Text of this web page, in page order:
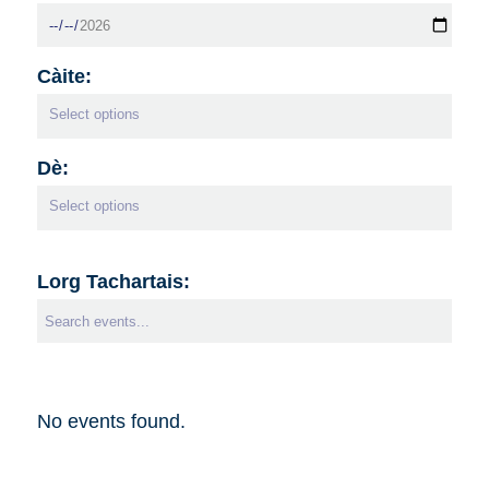
Càite:
Dè:
Lorg Tachartais:
No events found.